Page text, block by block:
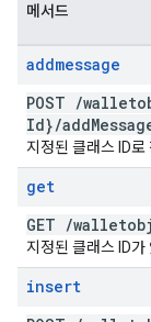
메서드
addmessage
POST /
Id}/add
지정된 클래스 ID로
get
GET /
지정된 클래스 ID가
insert